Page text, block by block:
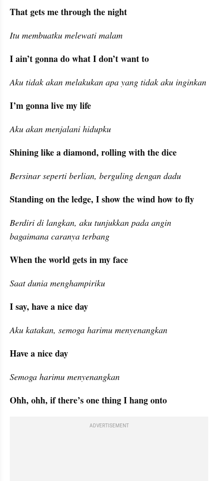
That gets me through the night
Itu membuatku melewati malam
I ain’t gonna do what I don’t want to
Aku tidak akan melakukan apa yang tidak aku inginkan
I’m gonna live my life
Aku akan menjalani hidupku
Shining like a diamond, rolling with the dice
Bersinar seperti berlian, berguling dengan dadu
Standing on the ledge, I show the wind how to fly
Berdiri di langkan, aku tunjukkan pada angin
bagaimana caranya terbang
When the world gets in my face
Saat dunia menghampiriku
I say, have a nice day
Aku katakan, semoga harimu menyenangkan
Have a nice day
Semoga harimu menyenangkan
Ohh, ohh, if there’s one thing I hang onto
ADVERTISEMENT